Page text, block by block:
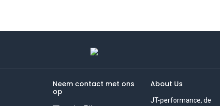
Neem contact met ons
op
About Us
JT-performance, de